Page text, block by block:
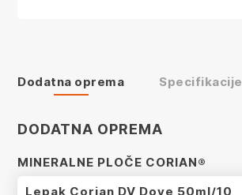
Dodatna oprema Specifikacije
DODATNA OPREMA
MINERALNE PLOČE CORIAN®
Lepak Corian DV Dove 50ml/10